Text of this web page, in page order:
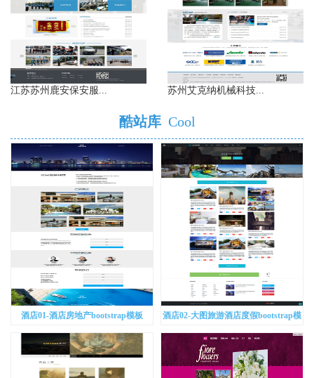
江苏苏州鹿安保安服... 苏州艾克纳机械科技...
酷站库 Cool
酒店01-酒店房地产bootstrap模板
酒店02-大图旅游酒店度假bootstrap模
板